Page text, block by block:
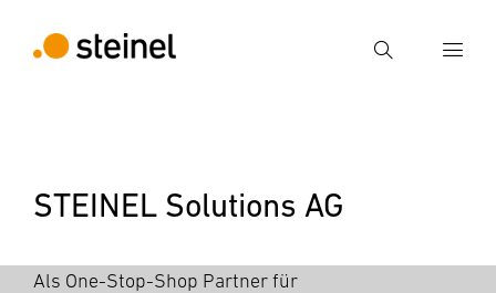
Suche
STEINEL Solutions AG
Als One-Stop-Shop Partner für